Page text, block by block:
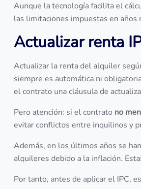
Aunque la tecnología facilita el
las limitaciones impuestas en
Actualizar renta
Actualizar la renta del alquiler
siempre es automática ni
el contrato una cláusula de
Pero atención: si el contrato no
evitar conflictos entre inquilinos y
Además, en los últimos años se
alquileres debido a la inflación.
Por tanto, antes de aplicar el IPC,